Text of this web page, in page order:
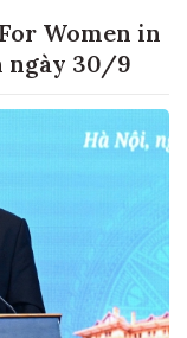
Women in
ngày 30/9